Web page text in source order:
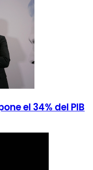
el 34% del PIB